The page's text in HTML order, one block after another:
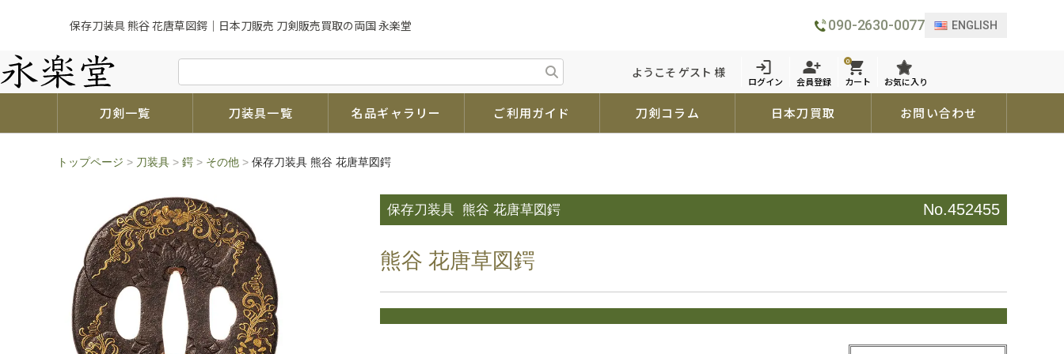
保存刀装具 熊谷 花唐草図鍔｜日本刀販売 刀剣販売買取の両国 永楽堂 090-2630-0077 ENGLISH
ようこそ ゲスト 様
ログイン 会員登録
0
カート お気に入り
刀剣一覧 刀装具一覧 名品ギャラリー ご利用ガイド 刀剣コラム 日本刀買取 お問い合わせ
トップページ > 刀装具 > 鍔 > その他 > 保存刀装具 熊谷 花唐草図鍔
保存刀装具 熊谷 花唐草図鍔 No.452455
熊谷 花唐草図鍔